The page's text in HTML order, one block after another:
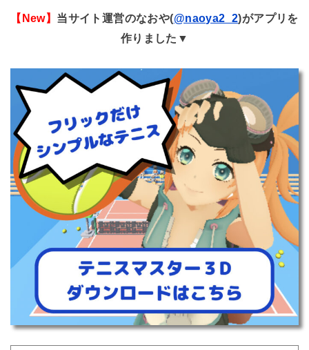
【New】 当サイト運営のなおや(@naoya2_2)がアプリを
作りました▼